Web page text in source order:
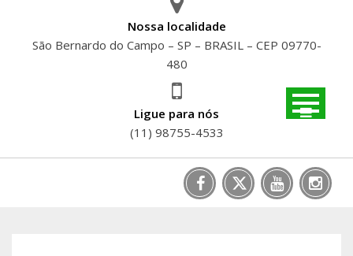
Nossa localidade
São Bernardo do Campo – SP – BRASIL – CEP 09770-
480
Ligue para nós
(11) 98755-4533